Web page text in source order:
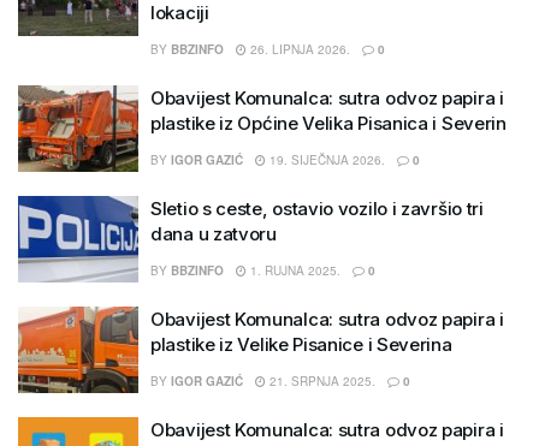
lokaciji
BY BBZINFO 26. LIPNJA 2026. 0
Obavijest Komunalca: sutra odvoz papira i
plastike iz Općine Velika Pisanica i Severin
BY IGOR GAZIĆ 19. SIJEČNJA 2026. 0
Sletio s ceste, ostavio vozilo i završio tri
dana u zatvoru
BY BBZINFO 1. RUJNA 2025. 0
Obavijest Komunalca: sutra odvoz papira i
plastike iz Velike Pisanice i Severina
BY IGOR GAZIĆ 21. SRPNJA 2025. 0
Obavijest Komunalca: sutra odvoz papira i